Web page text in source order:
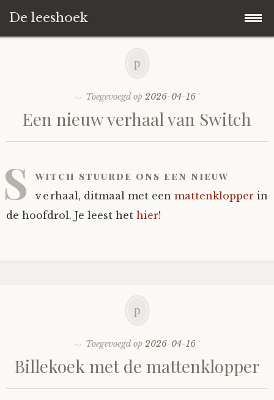
De leeshoek
Wat is De Leeshoek
Het Biechthokje
De Boekenkast
Adventskalenders
Spelletjes
Het hele archief
Verhalen
Ben Hands-on
Anne
Interactieve verhalen
Toegevoegd op 2026-04-16
Een nieuw verhaal van Switch
S witch stuurde ons een nieuw
verhaal, ditmaal met een mattenklopper in
de hoofdrol. Je leest het hier!
Toegevoegd op 2026-04-16
Billekoek met de mattenklopper